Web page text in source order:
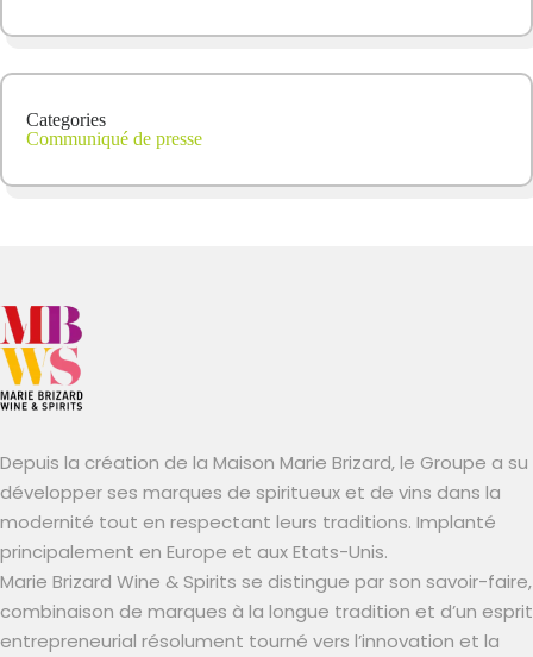
Categories
Communiqué de presse
Depuis la création de la Maison Marie Brizard, le Groupe a su
développer ses marques de spiritueux et de vins dans la
modernité tout en respectant leurs traditions. Implanté
principalement en Europe et aux Etats-Unis.
Marie Brizard Wine & Spirits se distingue par son savoir-faire,
combinaison de marques à la longue tradition et d’un esprit
entrepreneurial résolument tourné vers l’innovation et la